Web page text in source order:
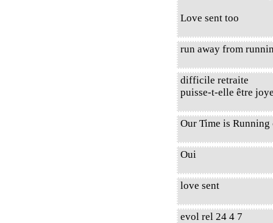
Love sent too
run away from
difficile retraite
puisse-t-elle être
Our Time is Running
Oui
love sent
evol rel 24 4 7